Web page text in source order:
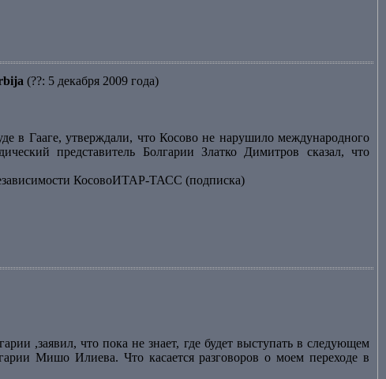
(??: 5 декабря 2009 года)
в Гааге, утверждали, что Косово не нарушило международного
представитель Болгарии Златко Димитров сказал, что
КосовоИТАР-ТАСС (подписка)
,заявил, что пока не знает, где будет выступать в следующем
Мишо Илиева. Что касается разговоров о моем переходе в